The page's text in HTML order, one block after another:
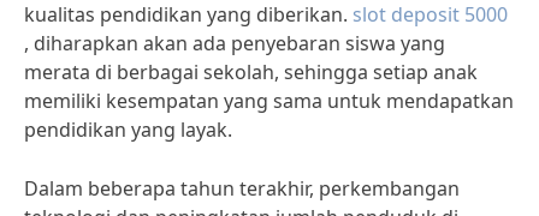
kualitas pendidikan yang diberikan. slot deposit 5000
, diharapkan akan ada penyebaran siswa yang
merata di berbagai sekolah, sehingga setiap anak
memiliki kesempatan yang sama untuk mendapatkan
pendidikan yang layak.
Dalam beberapa tahun terakhir, perkembangan